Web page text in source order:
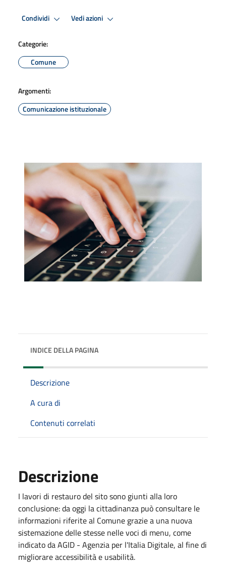
Condividi Vedi azioni
Categorie:
Comune
Argomenti:
Comunicazione istituzionale
INDICE DELLA PAGINA
Descrizione
A cura di
Contenuti correlati
Descrizione
I lavori di restauro del sito sono giunti alla loro
conclusione: da oggi la cittadinanza può consultare le
informazioni riferite al Comune grazie a una nuova
sistemazione delle stesse nelle voci di menu, come
indicato da AGID - Agenzia per l'Italia Digitale, al fine di
migliorare accessibilità e usabilità.